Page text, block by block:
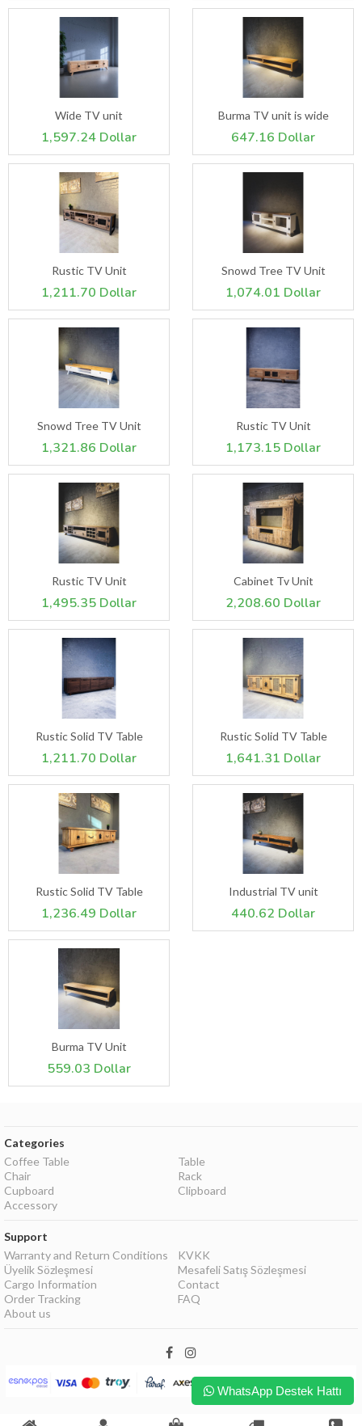
Wide TV unit
1,597.24 Dollar
Burma TV unit is wide
647.16 Dollar
Rustic TV Unit
1,211.70 Dollar
Snowd Tree TV Unit
1,074.01 Dollar
Snowd Tree TV Unit
1,321.86 Dollar
Rustic TV Unit
1,173.15 Dollar
Rustic TV Unit
1,495.35 Dollar
Cabinet Tv Unit
2,208.60 Dollar
Rustic Solid TV Table
1,211.70 Dollar
Rustic Solid TV Table
1,641.31 Dollar
Rustic Solid TV Table
1,236.49 Dollar
Industrial TV unit
440.62 Dollar
Burma TV Unit
559.03 Dollar
Categories
Coffee Table
Table
Chair
Rack
Cupboard
Clipboard
Accessory
Support
Warranty and Return Conditions
KVKK
Üyelik Sözleşmesi
Mesafeli Satış Sözleşmesi
Cargo Information
Contact
Order Tracking
FAQ
About us
WhatsApp Destek Hattı